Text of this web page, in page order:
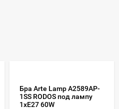
Бра Arte Lamp A2589AP-
1SS RODOS под лампу
1xE27 60W